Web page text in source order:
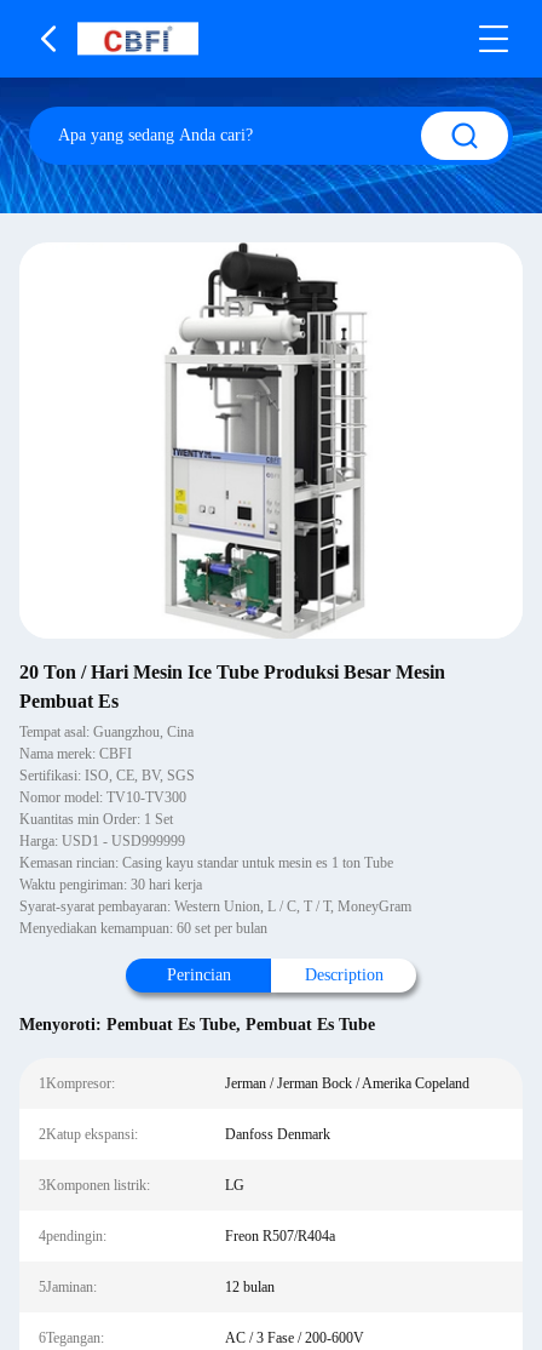
20 Ton / Hari Mesin Ice Tube Produksi Besar Mesin
Pembuat Es
Tempat asal: Guangzhou, Cina
Nama merek: CBFI
Sertifikasi: ISO, CE, BV, SGS
Nomor model: TV10-TV300
Kuantitas min Order: 1 Set
Harga: USD1 - USD999999
Kemasan rincian: Casing kayu standar untuk mesin es 1 ton Tube
Waktu pengiriman: 30 hari kerja
Syarat-syarat pembayaran: Western Union, L / C, T / T, MoneyGram
Menyediakan kemampuan: 60 set per bulan
Perincian Description
Menyoroti: Pembuat Es Tube, Pembuat Es Tube
1Kompresor: Jerman / Jerman Bock / Amerika Copeland
2Katup ekspansi: Danfoss Denmark
3Komponen listrik: LG
4pendingin: Freon R507/R404a
5Jaminan: 12 bulan
6Tegangan: AC / 3 Fase / 200-600V